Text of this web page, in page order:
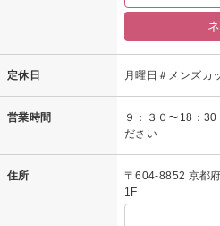
定休日 月曜日＃メンズカ
営業時間
９：３０〜18：
ださい
住所
〒604-8852 京都
1F